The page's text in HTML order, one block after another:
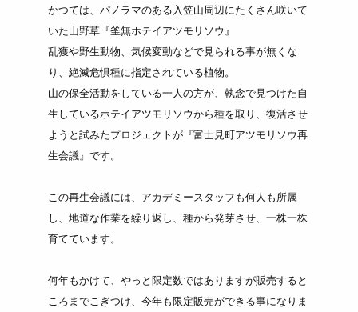
かつては、パノラマのある入笠山周辺にたくさん咲いて
いた山野草『釜無ホテイアツモリソウ』
乱獲や野生動物、気候変動などで見られる事が無くな
り、絶滅危惧種に指定されている植物。
山の保全活動をしている一人の方が、執念で見つけた自
生しているホテイアツモリソウから種を取り、復活させ
ようと試みたプロジェクトが『富士見町アツモリソウ再
生会議』です。
この再生会議には、アカデミースタッフも何人も所属
し、地道な作業を繰り返し、種から発芽させ、一株一株
育てています。
何年もかけて、やっと限定数ではありますが販売すると
ころまでこぎつけ、今年も限定販売ができる事になりま